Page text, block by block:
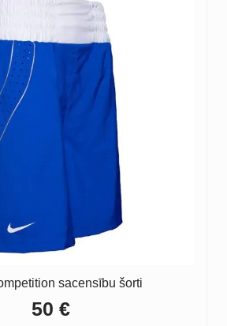
sacensību šorti
50 €